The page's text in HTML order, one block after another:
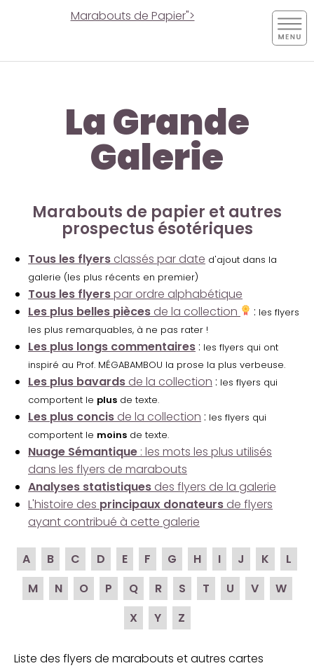
Marabouts de Papier">
La Grande
Galerie
Marabouts de papier et autres
prospectus ésotériques
Tous les flyers classés par date d'ajout dans la
galerie (les plus récents en premier)
Tous les flyerspar ordre alphabétique
Les plus belles pièces de la collection : les flyers
les plus remarquables, à ne pas rater !
Les plus longs commentaires : les flyers qui ont
inspiré au Prof. MÉGABAMBOU la prose la plus verbeuse.
Les plus bavards de la collection : les flyers qui
comportent le plus de texte.
Les plus concis de la collection : les flyers qui
comportent le moins de texte.
Nuage Sémantique : les mots les plus utilisés
dans les flyers de marabouts
Analyses statistiques des flyers de la galerie
L'histoire des principaux donateurs de flyers
ayant contribué à cette galerie
A B C D E F G H I J K
L
M
N O P Q R S T U V
W
X
Y Z
Liste des flyers de marabouts et autres cartes